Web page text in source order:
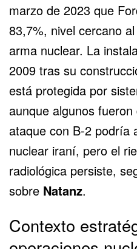
marzo de 2023 que
83,7%, nivel cercano
arma nuclear. La
2009 tras su
está protegida por
aunque algunos
ataque con B-2 podría
nuclear iraní, pero el
radiológica persiste,
sobre Natanz.
Contexto